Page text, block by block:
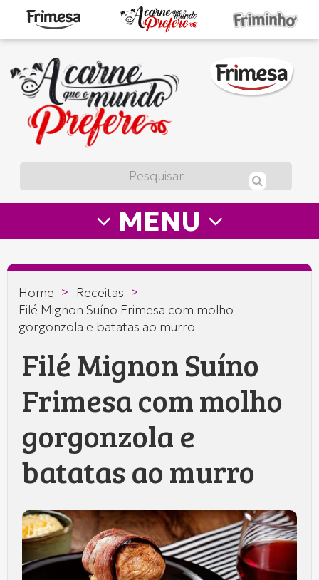
A
carne
que
prefere
—
Frimesa
MENU
Home > Receitas >
Filé Mignon Suíno Frimesa com molho
gorgonzola e batatas ao murro
Filé Mignon Suíno
Frimesa com molho
gorgonzola e
batatas ao murro